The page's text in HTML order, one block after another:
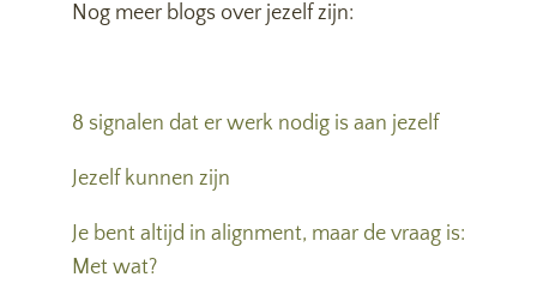
Nog meer blogs over jezelf zijn:
8 signalen dat er werk nodig is aan jezelf
Jezelf kunnen zijn
Je bent altijd in alignment, maar de vraag is:
Met wat?